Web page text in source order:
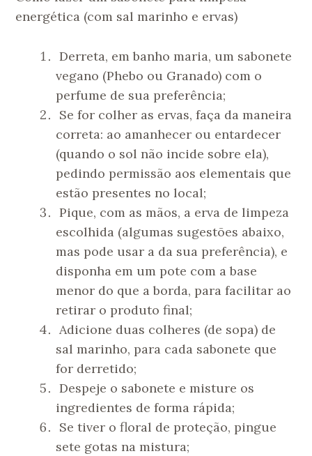
energética (com sal marinho e ervas)
Derreta, em banho maria, um sabonete
vegano (Phebo ou Granado) com o
perfume de sua preferência;
Se for colher as ervas, faça da maneira
correta: ao amanhecer ou entardecer
(quando o sol não incide sobre ela),
pedindo permissão aos elementais que
estão presentes no local;
Pique, com as mãos, a erva de limpeza
escolhida (algumas sugestões abaixo,
mas pode usar a da sua preferência), e
disponha em um pote com a base
menor do que a borda, para facilitar ao
retirar o produto final;
Adicione duas colheres (de sopa) de
sal marinho, para cada sabonete que
for derretido;
Despeje o sabonete e misture os
ingredientes de forma rápida;
Se tiver o floral de proteção, pingue
sete gotas na mistura;